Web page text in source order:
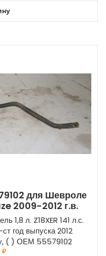
для Шевроле
2009-2012 г.в.
1,8 л. Z18XER 141 л.с.
год выпуска 2012
( ) ОЕМ 55579102
₽